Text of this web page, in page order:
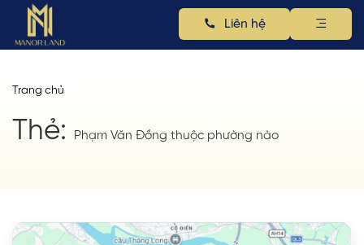
Liên hệ
Trang chủ
Thẻ: Phạm Văn Đồng thuộc phường nào